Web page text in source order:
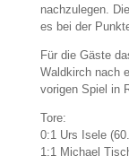
nachzulegen.
es bei der
Für die Gäste
Waldkirch nach
vorigen Spiel in
Tore:
0:1 Urs Isele
1:1 Michael